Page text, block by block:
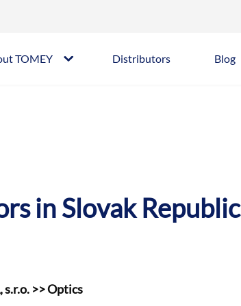
TOMEY Distributors Blog
inSlovak Republic
s.r.o. >> Optics